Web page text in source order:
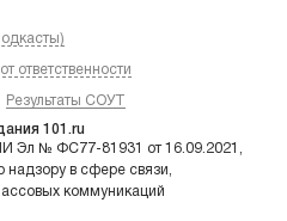
ответственности
Результаты СОУТ
101.ru
Эл № ФС77-81931 от 16.09.2021,
в сфере связи,
коммуникаций